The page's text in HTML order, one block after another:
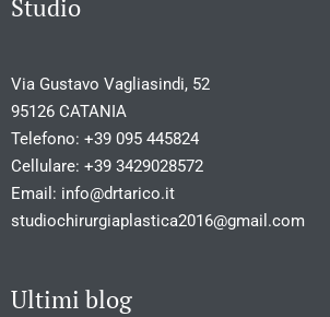
Studio
Via Gustavo Vagliasindi, 52
95126 CATANIA
Telefono: +39 095 445824
Cellulare: +39 3429028572
Email: info@drtarico.it
studiochirurgiaplastica2016@gmail.com
Ultimi blog